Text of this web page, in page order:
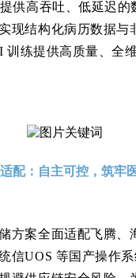
供高吞吐、低延迟的
现结构化病历数据与
训练提供高质量、全
配：自主可控，筑牢
方案全面适配飞腾、
信UOS 等国产操作